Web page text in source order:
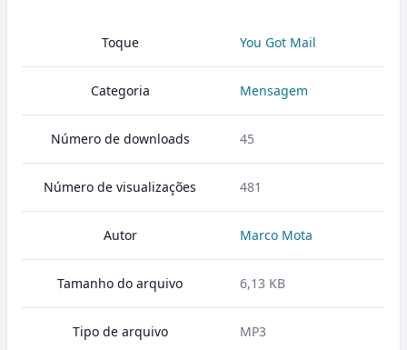
Toque You Got Mail
Categoria Mensagem
Número de downloads 45
Número de visualizações 481
Autor Marco Mota
Tamanho do arquivo 6,13 KB
Tipo de arquivo MP3